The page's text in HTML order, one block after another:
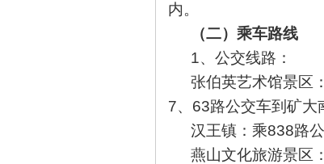
内。
（二）乘车路线
1、公交线路：
张伯英艺术馆景区
7、63路公交车到矿大
汉王镇：乘838路
燕山文化旅游景区